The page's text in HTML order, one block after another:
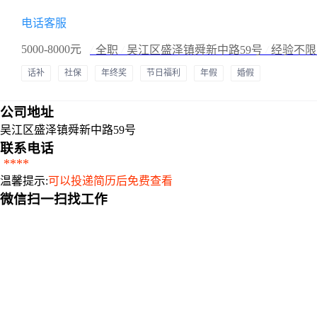
电话客服
5000-8000元 全职 吴江区盛泽镇舜新中路59号 经验不限
话补 社保 年终奖 节日福利 年假 婚假
公司地址
吴江区盛泽镇舜新中路59号
联系电话
****
温馨提示:可以投递简历后免费查看
微信扫一扫找工作